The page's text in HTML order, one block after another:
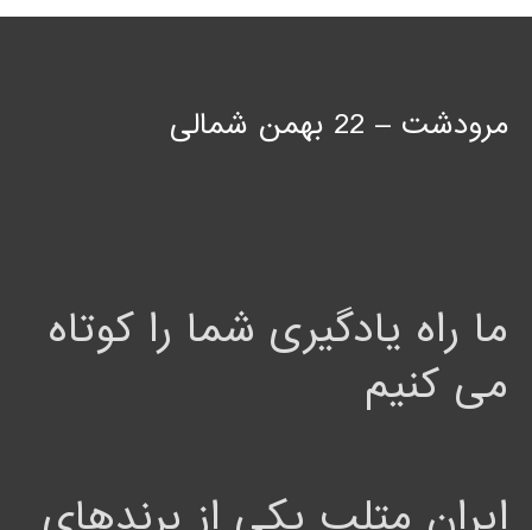
مرودشت – 22 بهمن شمالی
ما راه یادگیری شما را کوتاه
می کنیم